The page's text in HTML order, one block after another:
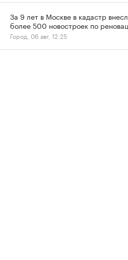
За 9 лет в Москве в кадастр
более 500 новостроек по
Город, 06 авг, 12:25